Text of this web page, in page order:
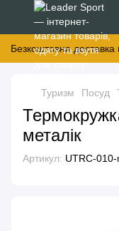
Безкоштовна
Туризм Посуд
металік
Артикул: UTRC-